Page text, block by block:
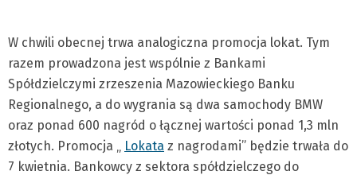
W chwili obecnej trwa analogiczna promocja lokat. Tym
razem prowadzona jest wspólnie z Bankami
Spółdzielczymi zrzeszenia Mazowieckiego Banku
Regionalnego, a do wygrania są dwa samochody BMW
oraz ponad 600 nagród o łącznej wartości ponad 1,3 mln
złotych. Promocja „ Lokata z nagrodami” będzie trwała do
7 kwietnia. Bankowcy z sektora spółdzielczego do